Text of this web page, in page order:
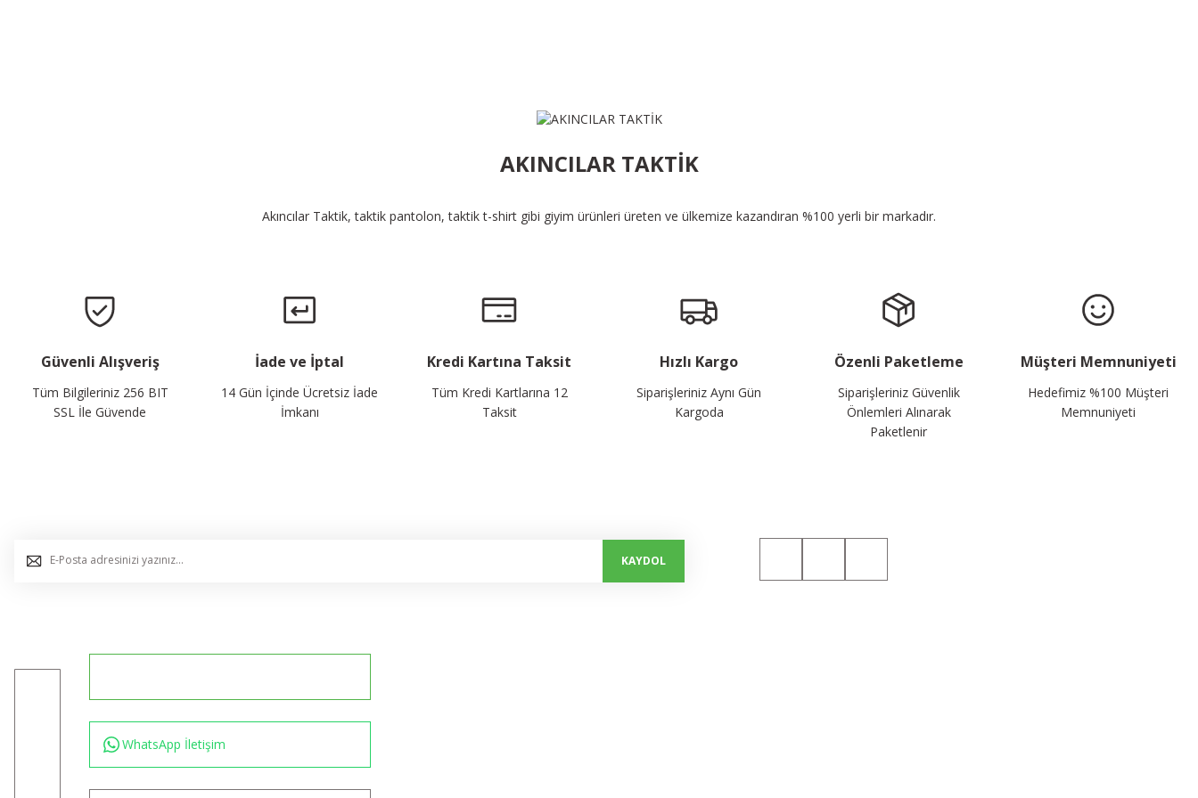
AKINCILAR TAKTİK
Akıncılar Taktik, taktik pantolon, taktik t-shirt gibi giyim ürünleri üreten ve ülkemize kazandıran %100 yerli bir markadır.
Güvenli Alışveriş
Tüm Bilgileriniz 256 BIT
SSL İle Güvende
İade ve İptal
14 Gün İçinde Ücretsiz İade
İmkanı
Kredi Kartına Taksit
Tüm Kredi Kartlarına 12
Taksit
Hızlı Kargo
Siparişleriniz Aynı Gün
Kargoda
Özenli Paketleme
Siparişleriniz Güvenlik
Önlemleri Alınarak
Paketlenir
Müşteri Memnuniyeti
Hedefimiz %100 Müşteri
Memnuniyeti
KAYDOL
WhatsApp İletişim